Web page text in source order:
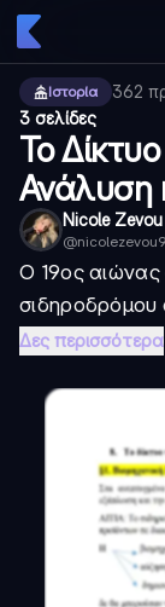
Ιστορία 362
3 σελίδες
Το
Ανάλυση
Nicole Zevou
@
Ο 19ος
Δες περισσότερα